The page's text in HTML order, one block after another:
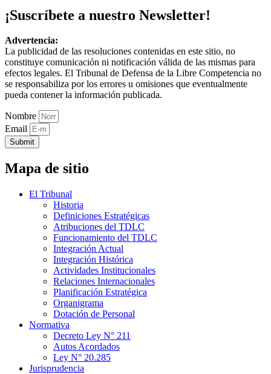
¡Suscríbete a nuestro Newsletter!
Advertencia:
La publicidad de las resoluciones contenidas en este sitio, no
constituye comunicación ni notificación válida de las mismas para
efectos legales. El Tribunal de Defensa de la Libre Competencia no
se responsabiliza por los errores u omisiones que eventualmente
pueda contener la información publicada.
Nombre
Email
Submit
Mapa de sitio
El Tribunal
Historia
Definiciones Estratégicas
Atribuciones del TDLC
Funcionamiento del TDLC
Integración Actual
Integración Histórica
Actividades Institucionales
Relaciones Internacionales
Planificación Estratégica
Organigrama
Dotación de Personal
Normativa
Decreto Ley N° 211
Autos Acordados
Ley N° 20.285
Jurisprudencia